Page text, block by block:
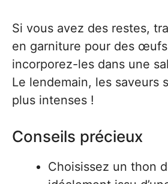
Si vous avez des restes,
en garniture pour des
incorporez-les dans une
Le lendemain, les saveurs
plus intenses !
Conseils précieux
Choisissez un thon